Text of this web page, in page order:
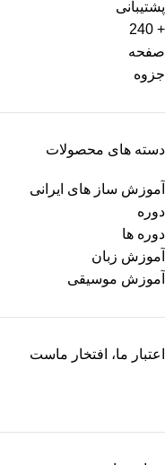
دسته های محصولات
آموزش ساز های ایرانی
دوره
دوره ها
آموزش زبان
آموزش موسیقی
اعتبار ما، افتخار ماست